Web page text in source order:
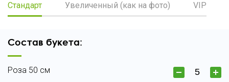
Стандарт Увеличенный (как на фото) VIP
Состав букета:
Роза 50 см